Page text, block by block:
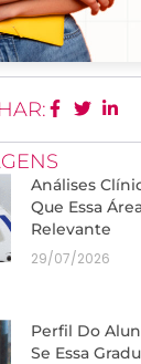
Análises
Que Essa
Relevante
29/07/2026
Perfil Do
Se Essa